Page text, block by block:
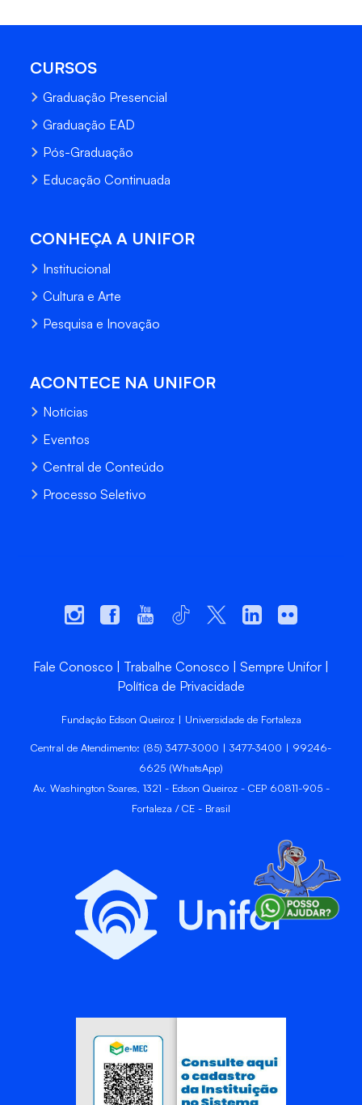
CURSOS
Graduação Presencial
Graduação EAD
Pós-Graduação
Educação Continuada
CONHEÇA A UNIFOR
Institucional
Cultura e Arte
Pesquisa e Inovação
ACONTECE NA UNIFOR
Notícias
Eventos
Central de Conteúdo
Processo Seletivo
Fale Conosco Trabalhe Conosco
Sempre Unifor
Política de Privacidade
Fundação Edson Queiroz | Universidade de Fortaleza
Central de Atendimento: (85) 3477-3000 | 3477-3400 | 99246-
6625 (WhatsApp)
Av. Washington Soares, 1321 - Edson Queiroz - CEP 60811-905 -
Fortaleza / CE - Brasil